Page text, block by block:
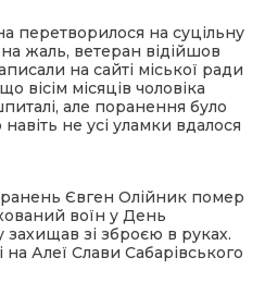
перетворилося на суцільну
жаль, ветеран відійшов
на сайті міської ради
вісім місяців чоловіка
але поранення було
не усі уламки вдалося
Євген Олійник помер
воїн у День
захищав зі зброєю в руках.
Алеї Слави Сабарівського